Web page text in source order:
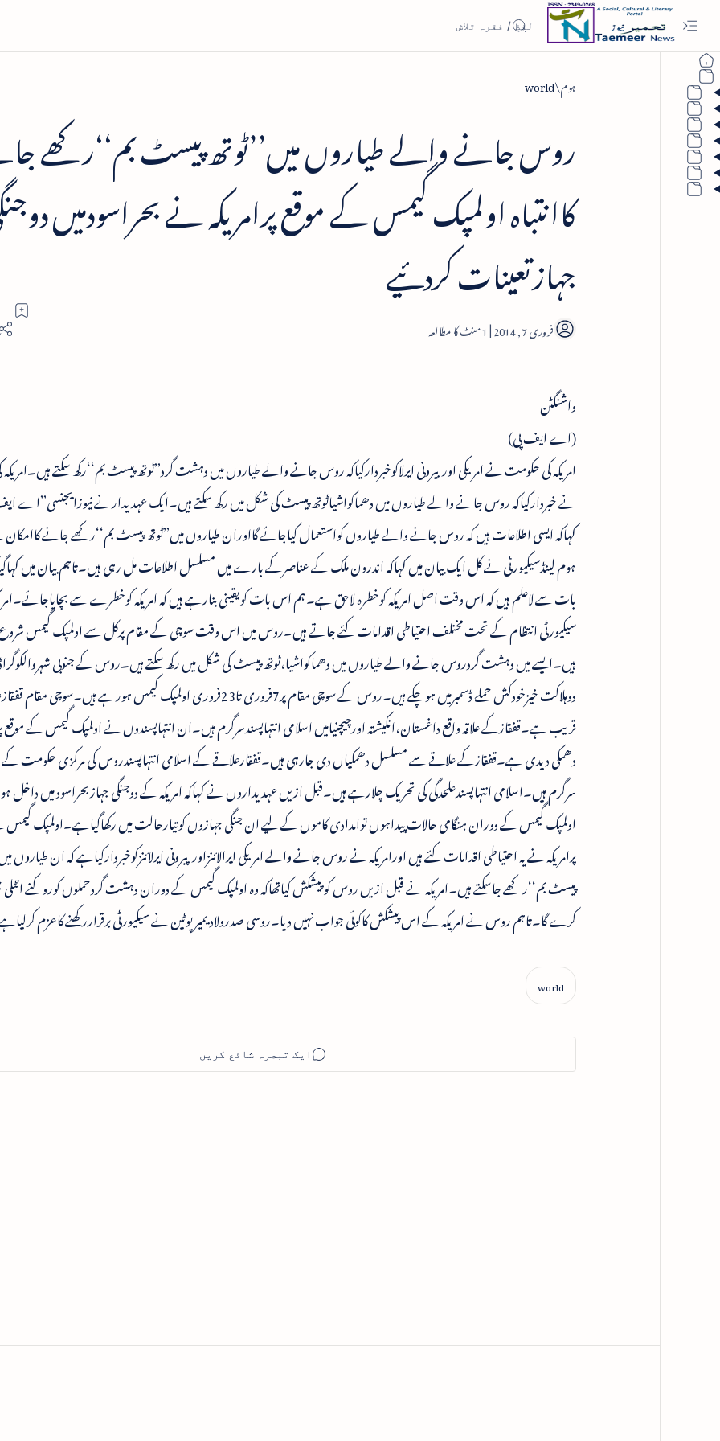
ہوم world
روس جانے والے طیاروں میں’’ٹوتھ پیسٹ بم‘‘رکھے
کاانتباہ اولمپک گیمس کے موقع پرامریکہ نے بحراسودمیں
جہازتعینات کردئیے
1
واشنگٹن
(اے ایف پی)
امریکہ کی حکومت نے امریکی اوربیرونی ایرلاکوخبردارکیاکہ روس جانے والے طیاروں میں دہشت گرد’’ٹوتھ پیسٹ بم‘‘رکھ سکتے
نے خبردارکیاکہ روس جانے والے طیاروں میں دھماکواشیاٹوتھ پیسٹ کی شکل میں رکھ سکتے ہیں۔ایک عہدیدارنے نیوزایجنسی’’اے
کہاکہ ایسی اطلاعات ہیں کہ روس جانے والے طیاروں کواستعمال کیاجائے گااوران طیاروں میں’’ٹوتھ پیسٹ بم‘‘رکھے جانے
ہوم لینڈسیکیورٹی نے کل ایک بیان میں کہاکہ اندرون ملک کے عناصرکے بارے میں مسلسل اطلاعات مل رہی ہیں۔تاہم بیان میں
بات سے لاعلم ہیں کہ اس وقت اصل امریکہ کوخطرہ لاحق ہے۔ہم اس بات کویقینی بنارہے ہیں کہ امریکہ کوخطرے سے
سیکیورٹی انتظام کے تحت مختلف احتیاطی اقدامات کئے جاتے ہیں۔روس میں اس وقت سوچی کے مقام پرکل سے اولمپک گیمس
ہیں۔ایسے میں دہشت گردروس جانے والے طیاروں میں دھماکواشیا،ٹوتھ پیسٹ کی شکل میں رکھ سکتے ہیں۔روس کے جنوبی
دوہلاکت خیزخودکش حملے ڈسمبرمیں ہوچکے ہیں۔روس کے سوچی مقام پر7فروری تا23فروری اولمپک کیمس ہورہے
قریب ہے۔قفقازکے علاقہ واقع داغستان،انکیشتہ اورچیچنیامیں اسلامی انتہاپسندسرگرم ہیں۔ان انتہاپسندوں نے اولمپک گیمس کے موقع
دھمکی دیدی ہے۔قفقازکے علاقے سے مسلسل دھمکیاں دی جارہی ہیں۔قفقارعلاقے کے اسلامی انتہاپسندروس کی مرکزی حکومت
سرگرم ہیں۔اسلامی انتہاپسندعلحدگی کی تحریک چلارہے ہیں۔قبل ازیں عہدیداروں نے کہاکہ امریکہ کے دوجنگی جہازبحراسود میں داخل
اولمپک گیمس کے دوران ہنگامی حالات پیداہوں توامدادی کاموں کے لیے ان جنگی جہازوں کوتیارحالت میں رکھاگیاہے۔اولمپک
پرامریکہ نے یہ احتیاطی اقدامات کئے ہیں اورامریکہ نے روس جانے والے امریکی ایرالائنزاورپیرونی ایرلائنزکوخبردارکیاہے کہ ان طیاروں
پیسٹ بم‘‘رکھے جاسکتے ہیں۔امریکہ نے قبل ازیں روس کوپیشکش کیاتھاکہ وہ اولمپک گیمس کے دوران دہشت گردحملوں کوروکنے
کرے گا۔تاہم روس نے امریکہ کے اس پیشکش کاکوئی جواب نہیں دیا۔روسی صدرولادیمیرپوٹین نے سیکیورٹی برقراررکھنے کاعزم